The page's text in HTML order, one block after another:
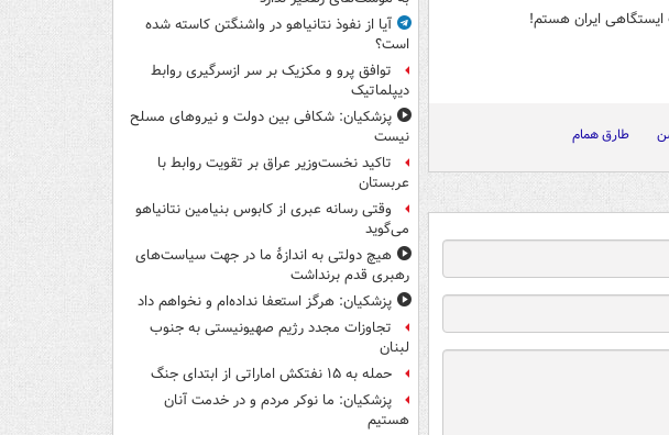
ایران هستم!
طارق همام
آیا از نفوذ نتانیاهو در واشنگتن کاسته شده
است؟
توافق پرو و مکزیک بر سر ازسرگیری روابط
دیپلماتیک
پزشکیان: شکافی بین دولت و نیروهای مسلح
نیست
تاکید نخست‌وزیر عراق بر تقویت روابط با
عربستان
وقتی رسانه عبری از کابوس بنیامین نتانیاهو
می‌گوید
هیچ دولتی به اندازۀ ما در جهت سیاست‌های
رهبری قدم برنداشت
پزشکیان: هرگز استعفا نداده‌ام و نخواهم داد
تجاوزات مجدد رژیم صهیونیستی به جنوب
لبنان
حمله به ۱۵ نفتکش‌ اماراتی از ابتدای جنگ
پزشکیان: ما نوکر مردم و در خدمت آنان
هستیم